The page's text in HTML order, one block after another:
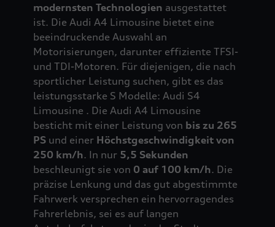
modernsten Technologien ausgestattet
ist. Die Audi A4 Limousine bietet eine
beeindruckende Auswahl an
Motorisierungen, darunter effiziente TFSI-
und TDI-Motoren. Für diejenigen, die nach
sportlicher Leistung suchen, gibt es das
leistungsstarke S Modelle: Audi S4
Limousine . Die Audi A4 Limousine
besticht mit einer Leistung von bis zu 265
PSund einer Höchstgeschwindigkeit von
250 km/h. In nur 5,5 Sekunden
beschleunigt sie von 0 auf 100 km/h. Die
präzise Lenkung und das gut abgestimmte
Fahrwerk versprechen ein hervorragendes
Fahrerlebnis, sei es auf langen